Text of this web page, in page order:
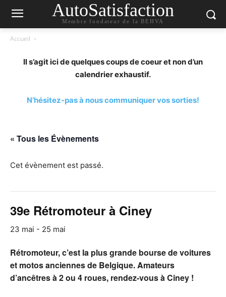
AutoSatisfaction
Membre fondateur de la BEHVA
Accueil
Il s’agit ici de quelques coups de coeur et non d’un
calendrier exhaustif.
N’hésitez-pas à nous communiquer vos sorties!
« Tous les Évènements
Cet évènement est passé.
39e Rétromoteur à Ciney
23 mai - 25 mai
Rétromoteur, c’est la plus grande bourse de voitures
et motos anciennes de Belgique. Amateurs
d’ancêtres à 2 ou 4 roues, rendez-vous à Ciney !